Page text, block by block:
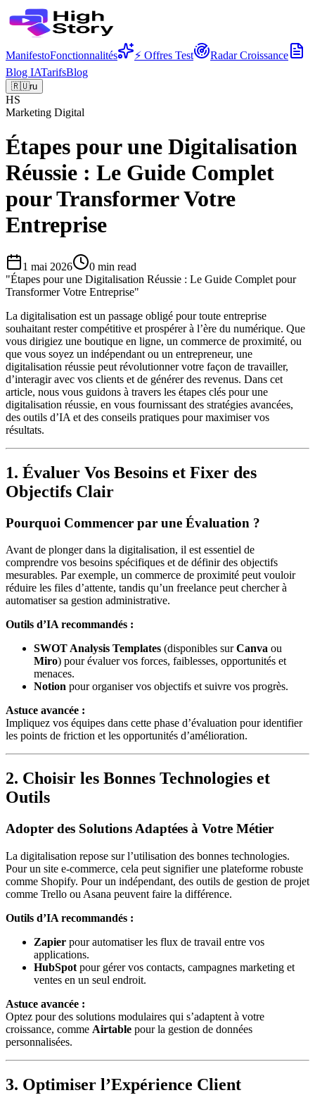
ManifestoFonctionnalités ⚡ Offres Test
Radar Croissance
Blog IATarifsBlog
🇷🇺ru
HS
Marketing Digital
Étapes pour une Digitalisation
Réussie : Le Guide Complet
pour Transformer Votre
Entreprise
1 mai 2026 0 min read
"Étapes pour une Digitalisation Réussie : Le Guide Complet pour
Transformer Votre Entreprise"
La digitalisation est un passage obligé pour toute entreprise
souhaitant rester compétitive et prospérer à l’ère du numérique. Que
vous dirigiez une boutique en ligne, un commerce de proximité, ou
que vous soyez un indépendant ou un entrepreneur, une
digitalisation réussie peut révolutionner votre façon de travailler,
d’interagir avec vos clients et de générer des revenus. Dans cet
article, nous vous guidons à travers les étapes clés pour une
digitalisation réussie, en vous fournissant des stratégies avancées,
des outils d’IA et des conseils pratiques pour maximiser vos
résultats.
1. Évaluer Vos Besoins et Fixer des
Objectifs Clair
Pourquoi Commencer par une Évaluation ?
Avant de plonger dans la digitalisation, il est essentiel de
comprendre vos besoins spécifiques et de définir des objectifs
mesurables. Par exemple, un commerce de proximité peut vouloir
réduire les files d’attente, tandis qu’un freelance peut chercher à
automatiser sa gestion administrative.
Outils d’IA recommandés :
SWOT Analysis Templates (disponibles surCanva ou
Miro) pour évaluer vos forces, faiblesses, opportunités et
menaces.
Notion pour organiser vos objectifs et suivre vos progrès.
Astuce avancée :
Impliquez vos équipes dans cette phase d’évaluation pour identifier
les points de friction et les opportunités d’amélioration.
2. Choisir les Bonnes Technologies et
Outils
Adopter des Solutions Adaptées à Votre Métier
La digitalisation repose sur l’utilisation des bonnes technologies.
Pour un site e-commerce, cela peut signifier une plateforme robuste
comme Shopify. Pour un indépendant, des outils de gestion de projet
comme Trello ou Asana peuvent faire la différence.
Outils d’IA recommandés :
Zapier pour automatiser les flux de travail entre vos
applications.
HubSpot pour gérer vos contacts, campagnes marketing et
ventes en un seul endroit.
Astuce avancée :
Optez pour des solutions modulaires qui s’adaptent à votre
croissance, comme Airtable pour la gestion de données
personnalisées.
3. Optimiser l’Expérience Client